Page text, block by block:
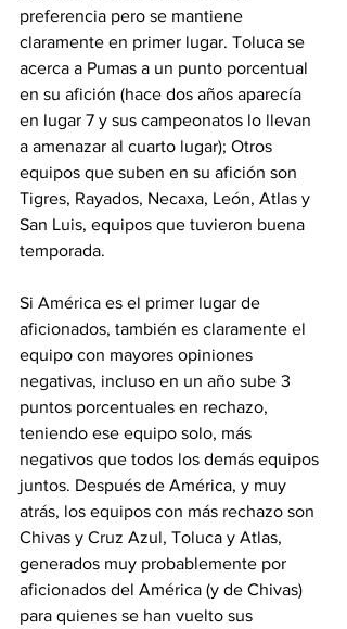
preferencia pero se mantiene
claramente en primer lugar. Toluca se
acerca a Pumas a un punto porcentual
en su afición (hace dos años aparecía
en lugar 7 y sus campeonatos lo llevan
a amenazar al cuarto lugar); Otros
equipos que suben en su afición son
Tigres, Rayados, Necaxa, León, Atlas y
San Luis, equipos que tuvieron buena
temporada.
Si América es el primer lugar de
aficionados, también es claramente el
equipo con mayores opiniones
negativas, incluso en un año sube 3
puntos porcentuales en rechazo,
teniendo ese equipo solo, más
negativos que todos los demás equipos
juntos. Después de América, y muy
atrás, los equipos con más rechazo son
Chivas y Cruz Azul, Toluca y Atlas,
generados muy probablemente por
aficionados del América (y de Chivas)
para quienes se han vuelto sus